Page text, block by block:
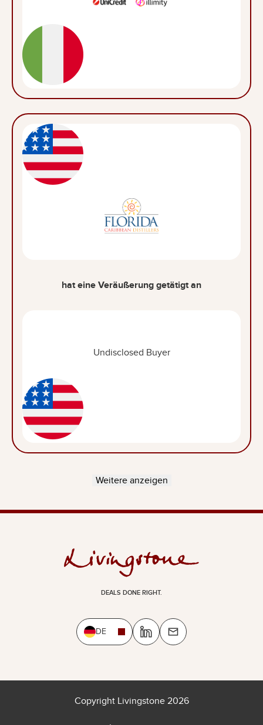
hat eine Veräußerung getätigt an
Undisclosed Buyer
Weitere anzeigen
DEALS DONE RIGHT.
DE
Copyright Livingstone 2026